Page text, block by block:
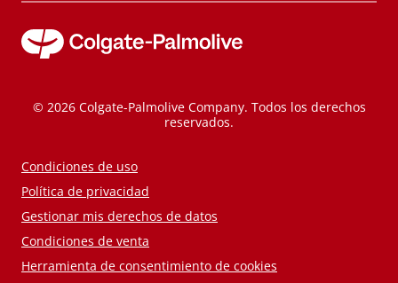
© 2026 Colgate-Palmolive Company. Todos los derechos
reservados.
Condiciones de uso
Política de privacidad
Gestionar mis derechos de datos
Condiciones de venta
Herramienta de consentimiento de cookies